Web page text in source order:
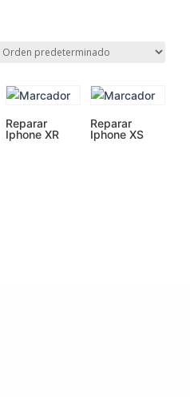
Reparar
Iphone XR
Reparar
Iphone XS